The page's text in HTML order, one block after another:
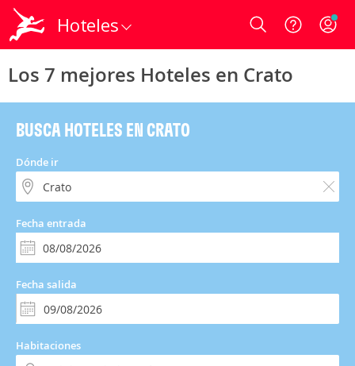
Hoteles Login
Los 7 mejores Hoteles en Crato
BUSCA HOTELES EN CRATO
Dónde ir
Fecha entrada
Fecha salida
Habitaciones